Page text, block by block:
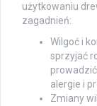
użytkowaniu
zagadnień:
Wilgoć i
sprzyjać
alergie i
Zmiany